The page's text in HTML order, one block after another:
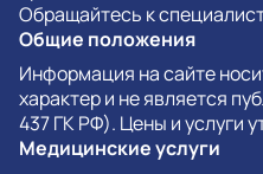
Обращайтесь к
Общие положения
Информация на сайте
характер и не является
437 ГК РФ). Цены и услуги
Медицинские услуги